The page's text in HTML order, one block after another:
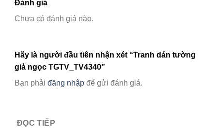
Đánh giá
Chưa có đánh giá nào.
Hãy là người đầu tiên nhận xét “Tranh dán tường
giả ngọc TGTV_TV4340”
Bạn phải đăng nhập để gửi đánh giá.
ĐỌC TIẾP